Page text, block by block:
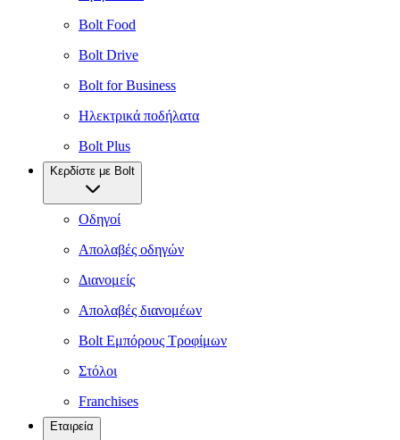
Bolt Food
Bolt Drive
Bolt for Business
Ηλεκτρικά ποδήλατα
Bolt Plus
Κερδίστε με Bolt
Οδηγοί
Απολαβές οδηγών
Διανομείς
Απολαβές διανομέων
Bolt Εμπόρους Τροφίμων
Στόλοι
Franchises
Εταιρεία